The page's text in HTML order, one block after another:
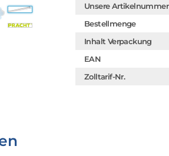
Unsere Artikelnummer
Bestellmenge
Inhalt Verpackung
EAN
Zolltarif-Nr.